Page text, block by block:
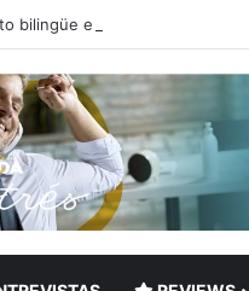
bilingüe en Centroamérica